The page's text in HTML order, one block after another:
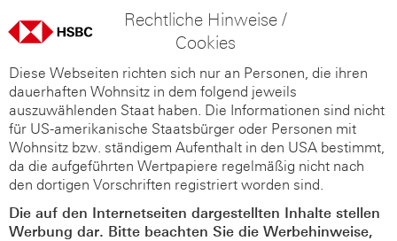
Rechtliche Hinweise /
Cookies
Diese Webseiten richten sich nur an Personen, die ihren
dauerhaften Wohnsitz in dem folgend jeweils
auszuwählenden Staat haben. Die Informationen sind nicht
für US-amerikanische Staatsbürger oder Personen mit
Wohnsitz bzw. ständigem Aufenthalt in den USA bestimmt,
da die aufgeführten Wertpapiere regelmäßig nicht nach
den dortigen Vorschriften registriert worden sind.
Die auf den Internetseiten dargestellten Inhalte stellen
Werbung dar. Bitte beachten Sie die Werbehinweise,